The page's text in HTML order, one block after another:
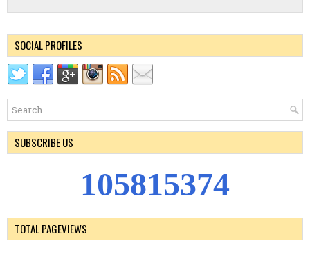
SOCIAL PROFILES
SUBSCRIBE US
105815374
TOTAL PAGEVIEWS